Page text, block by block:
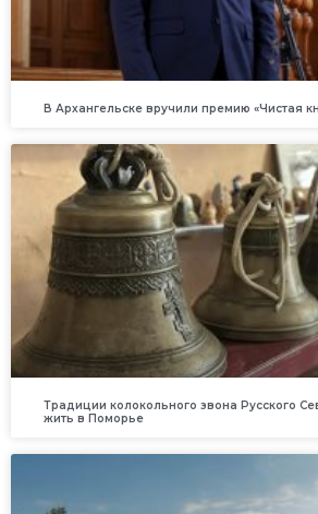
В Архангельске вручили премию «Чистая
Традиции колокольного звона Русского
жить в Поморье